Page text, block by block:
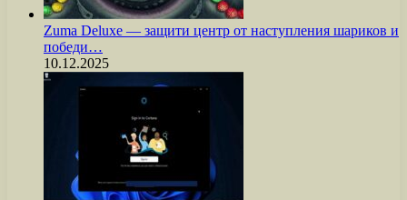
Zuma Deluxe — защити центр от наступления шариков и
победи…
10.12.2025